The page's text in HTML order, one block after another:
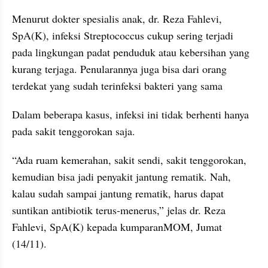
Menurut dokter spesialis anak, dr. Reza Fahlevi,
SpA(K), infeksi Streptococcus cukup sering terjadi
pada lingkungan padat penduduk atau kebersihan yang
kurang terjaga. Penularannya juga bisa dari orang
terdekat yang sudah terinfeksi bakteri yang sama
Dalam beberapa kasus, infeksi ini tidak berhenti hanya
pada sakit tenggorokan saja.
“Ada ruam kemerahan, sakit sendi, sakit tenggorokan,
kemudian bisa jadi penyakit jantung rematik. Nah,
kalau sudah sampai jantung rematik, harus dapat
suntikan antibiotik terus-menerus,” jelas dr. Reza
Fahlevi, SpA(K) kepada kumparanMOM, Jumat
(14/11).